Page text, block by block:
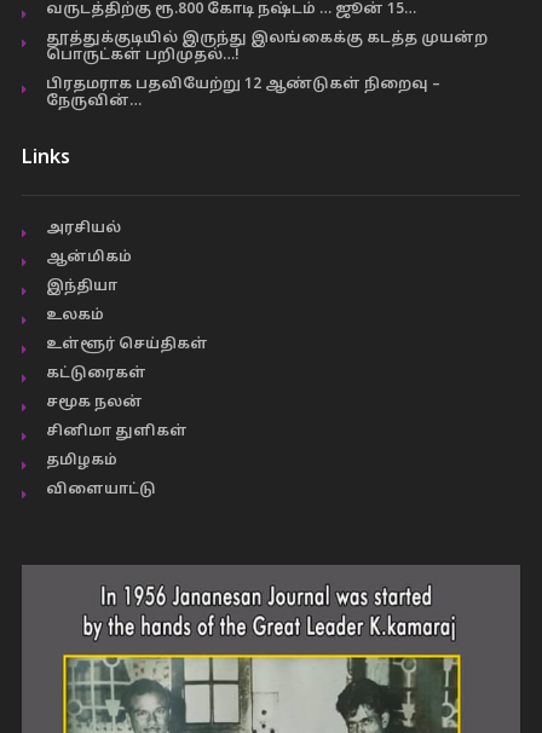
வருடத்திற்கு ரூ.800 கோடி நஷ்டம் … ஜூன் 15…
தூத்துக்குடியில் இருந்து இலங்கைக்கு கடத்த முயன்ற
பொருட்கள் பறிமுதல்…!
பிரதமராக பதவியேற்று 12 ஆண்டுகள் நிறைவு –
நேருவின்…
Links
அரசியல்
ஆன்மிகம்
இந்தியா
உலகம்
உள்ளூர் செய்திகள்
கட்டுரைகள்
சமூக நலன்
சினிமா துளிகள்
தமிழகம்
விளையாட்டு